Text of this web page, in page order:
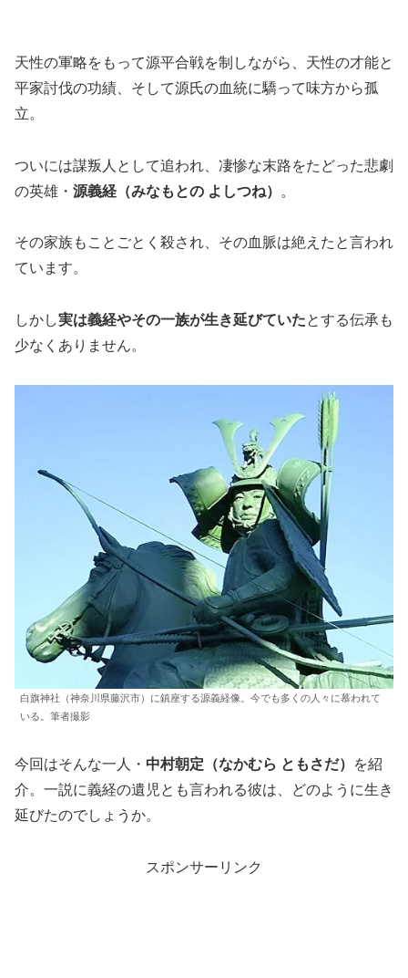
天性の軍略をもって源平合戦を制しながら、天性の才能と
平家討伐の功績、そして源氏の血統に驕って味方から孤
立。
ついには謀叛人として追われ、凄惨な末路をたどった悲劇
の英雄・ 源義経（みなもとの よしつね） 。
その家族もことごとく殺され、その血脈は絶えたと言われ
ています。
しかし実は義経やその一族が生き延びていたとする伝承も
少なくありません。
白旗神社（神奈川県藤沢市）に鎮座する源義経像。今でも多くの人々に慕われて
いる。筆者撮影
今回はそんな一人・ 中村朝定（なかむら ともさだ）
を紹
介。一説に義経の遺児とも言われる彼は、どのように生き
延びたのでしょうか。
スポンサーリンク